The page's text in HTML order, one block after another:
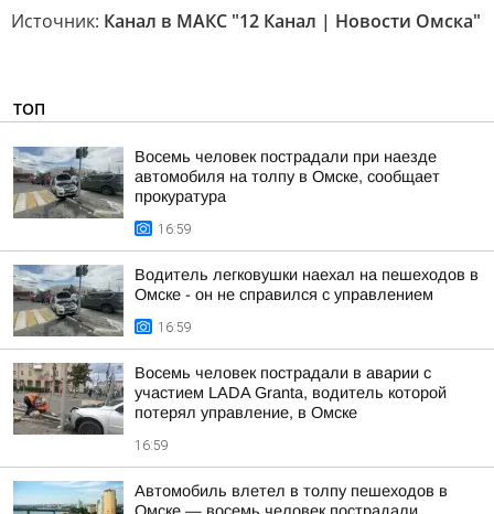
Источник: Канал в МАКС "12 Канал | Новости Омска"
ТОП
Восемь человек пострадали при наезде
автомобиля на толпу в Омске, сообщает
прокуратура
16:59
Водитель легковушки наехал на пешеходов в
Омске - он не справился с управлением
16:59
Восемь человек пострадали в аварии с
участием LADA Granta, водитель которой
потерял управление, в Омске
16:59
Автомобиль влетел в толпу пешеходов в